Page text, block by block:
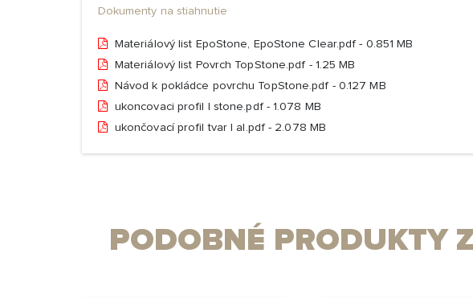
Dokumenty na stiahnutie
Materiálový list EpoStone, EpoStone Clear.pdf - 0.851 MB
Materiálový list Povrch TopStone.pdf - 1.25 MB
Návod k pokládce povrchu TopStone.pdf - 0.127 MB
ukoncovaci profil l stone.pdf - 1.078 MB
ukončovací profil tvar l al.pdf - 2.078 MB
PODOBNÉ PRODUKTY